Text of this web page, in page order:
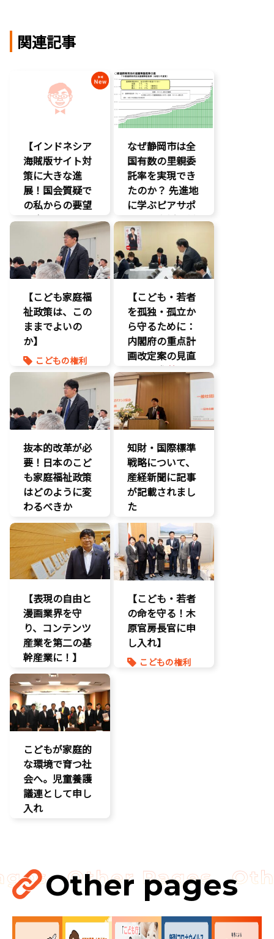
関連記事
【インドネシア
海賊版サイト対
策に大きな進
展！国会質疑で
の私からの要望
に応え、三谷法
務副大臣がイン
ドネシア法務副
大臣に運営……
エンタメ支援
エンタメ産業
促進
デジタル著作
権
海賊版
知的財産
経済政策
著作権
なぜ静岡市は全
国有数の里親委
託率を実現でき
たのか？ 先進地
に学ぶピアサポ
ートと支援体制
の核心
こども政策
児童福祉法
児童虐待対策
社会的養護
養子縁組
【こども家庭福
祉政策は、この
ままでよいの
か】
こどもの権利
こども政策
命を守る
養子縁組
【こども・若者
を孤独・孤立か
ら守るために：
内閣府の重点計
画改定案の見直
しを要求
】
いじめ対策
こどもの権利
こども政策
不登校支援
命を守る
子育て支援拡
充
孤独孤立対策
抜本的改革が必
要！日本のこど
も家庭福祉政策
はどのように変
わるべきか
こどもの権利
こども政策
議員連盟
障がい児者支
援
養子縁組
知財・国際標準
戦略について、
産経新聞に記事
が記載されまし
た
報道記事
知的財産
著作権
【表現の自由と
漫画業界を守
り、コンテンツ
産業を第二の基
幹産業に！】
エンタメ支援
二次創作保護
著作権
表現規制
規制改革
【こども・若者
の命を守る！木
原官房長官に申
し入れ】
こどもの権利
こどもが家庭的
な環境で育つ社
会へ。児童養護
議連として申し
入れ
命を守る
Other pages